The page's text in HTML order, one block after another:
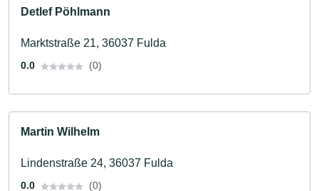
Detlef Pöhlmann
Marktstraße 21, 36037 Fulda
0.0 (0)
Martin Wilhelm
Lindenstraße 24, 36037 Fulda
0.0 (0)